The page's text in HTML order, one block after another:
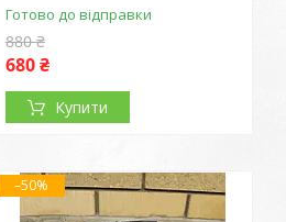
Готово до відправки
880 ₴
680 ₴
Купити
–50%